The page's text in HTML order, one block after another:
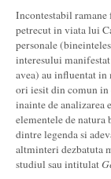
Incontestabil ramane
petrecut in viata lui
personale
interesului
avea) au influentat
ori iesit din comun in
inainte de analizarea
elementele de
dintre legenda si
altminteri dezbatuta
studiul sau intitulat